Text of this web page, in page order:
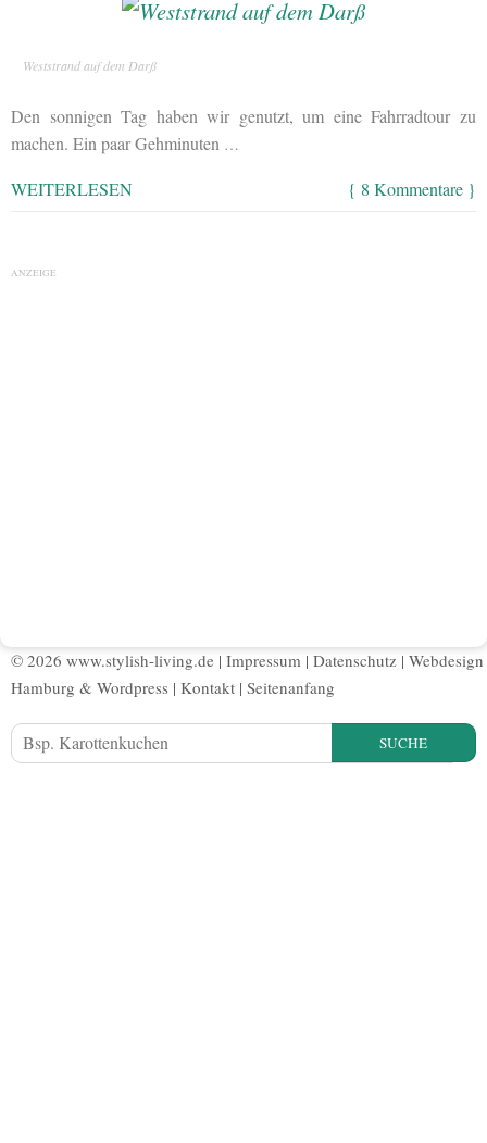
Weststrand auf dem Darß
Den sonnigen Tag haben wir genutzt, um eine Fahrradtour zu
machen. Ein paar Gehminuten …
WEITERLESEN { 8 Kommentare }
ANZEIGE
© 2026 www.stylish-living.de | Impressum | Datenschutz | Webdesign
Hamburg & Wordpress | Kontakt | Seitenanfang
SUCHE